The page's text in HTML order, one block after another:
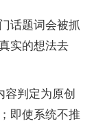
话题词会被抓
实的想法去
容判定为原创
即使系统不推